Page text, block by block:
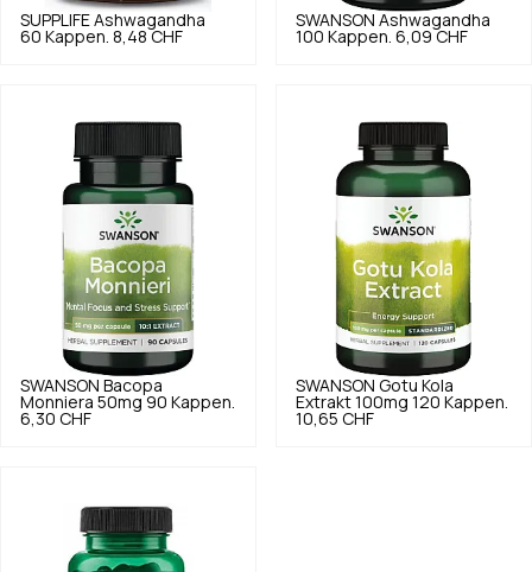
SUPPLIFE Ashwagandha
60 Kappen. 8,48 CHF
SWANSON Ashwagandha
100 Kappen. 6,09 CHF
SWANSON Bacopa
Monniera 50mg 90 Kappen.
6,30 CHF
SWANSON Gotu Kola
Extrakt 100mg 120 Kappen.
10,65 CHF